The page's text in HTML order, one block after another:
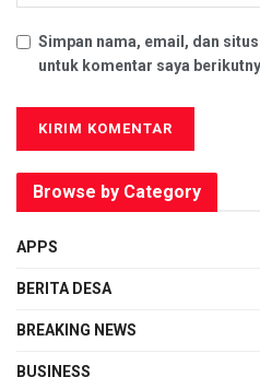
Simpan nama, email, dan
untuk komentar saya
Browse by Category
APPS
BERITA DESA
BREAKING NEWS
BUSINESS